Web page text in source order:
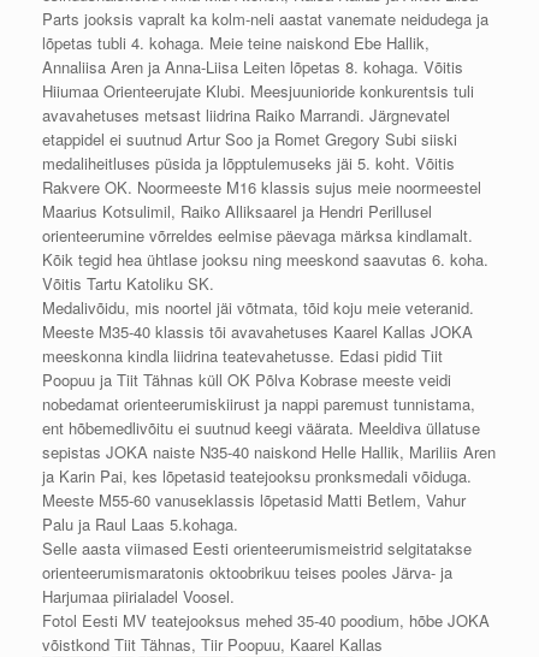
Parts jooksis vapralt ka kolm-neli aastat vanemate neidudega ja
lõpetas tubli 4. kohaga. Meie teine naiskond Ebe Hallik,
Annaliisa Aren ja Anna-Liisa Leiten lõpetas 8. kohaga. Võitis
Hiiumaa Orienteerujate Klubi. Meesjuunioride konkurentsis tuli
avavahetuses metsast liidrina Raiko Marrandi. Järgnevatel
etappidel ei suutnud Artur Soo ja Romet Gregory Subi siiski
medaliheitluses püsida ja lõpptulemuseks jäi 5. koht. Võitis
Rakvere OK. Noormeeste M16 klassis sujus meie noormeestel
Maarius Kotsulimil, Raiko Alliksaarel ja Hendri Perillusel
orienteerumine võrreldes eelmise päevaga märksa kindlamalt.
Kõik tegid hea ühtlase jooksu ning meeskond saavutas 6. koha.
Võitis Tartu Katoliku SK.
Medalivõidu, mis noortel jäi võtmata, tõid koju meie veteranid.
Meeste M35-40 klassis tõi avavahetuses Kaarel Kallas JOKA
meeskonna kindla liidrina teatevahetusse. Edasi pidid Tiit
Poopuu ja Tiit Tähnas küll OK Põlva Kobrase meeste veidi
nobedamat orienteerumiskiirust ja nappi paremust tunnistama,
ent hõbemedlivõitu ei suutnud keegi väärata. Meeldiva üllatuse
sepistas JOKA naiste N35-40 naiskond Helle Hallik, Mariliis Aren
ja Karin Pai, kes lõpetasid teatejooksu pronksmedali võiduga.
Meeste M55-60 vanuseklassis lõpetasid Matti Betlem, Vahur
Palu ja Raul Laas 5.kohaga.
Selle aasta viimased Eesti orienteerumismeistrid selgitatakse
orienteerumismaratonis oktoobrikuu teises pooles Järva- ja
Harjumaa piirialadel Voosel.
Fotol Eesti MV teatejooksus mehed 35-40 poodium, hõbe JOKA
võistkond Tiit Tähnas, Tiir Poopuu, Kaarel Kallas